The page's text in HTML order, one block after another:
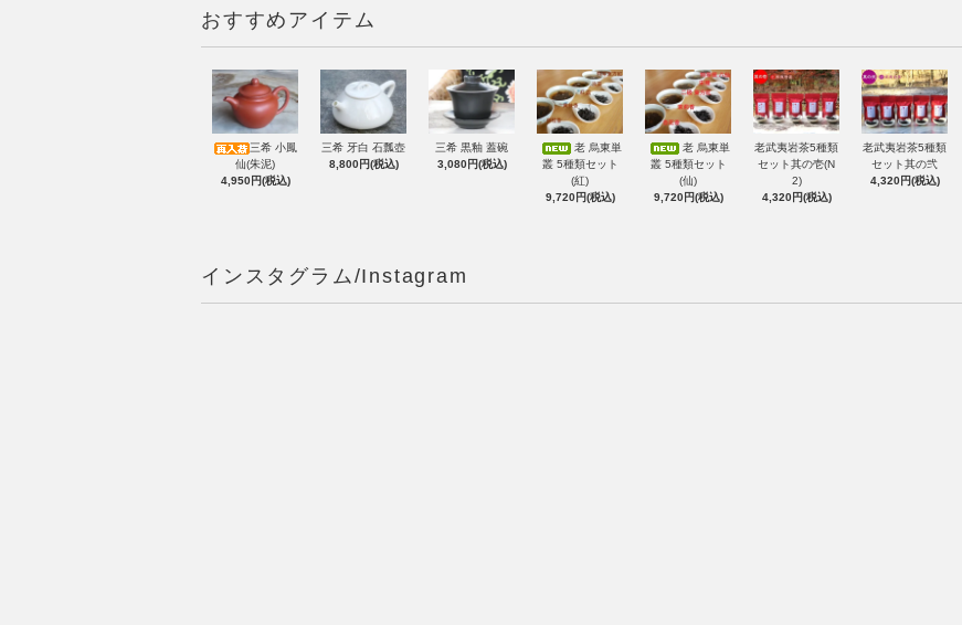
おすすめアイテム
三希 小鳳
仙(朱泥)
4,950円(税込)
三希 牙白 石瓢壺
8,800円(税込)
三希 黒釉 蓋碗
3,080円(税込)
老 烏東単
叢 5種類セット
(紅)
9,720円(税込)
老 烏東単
叢 5種類セット
(仙)
9,720円(税込)
老武夷岩茶5種類
セット其の壱(N
2)
4,320円(税込)
老武夷岩茶5種類
セット其の弐
4,320円(税込)
インスタグラム/Instagram